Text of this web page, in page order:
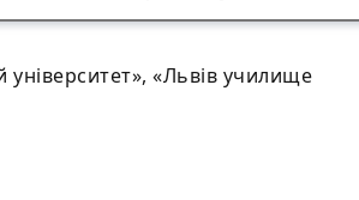
«Львів училище